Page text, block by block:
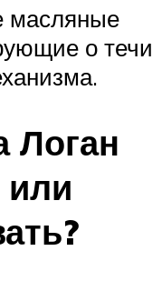
масляные
о течи
Логан
или